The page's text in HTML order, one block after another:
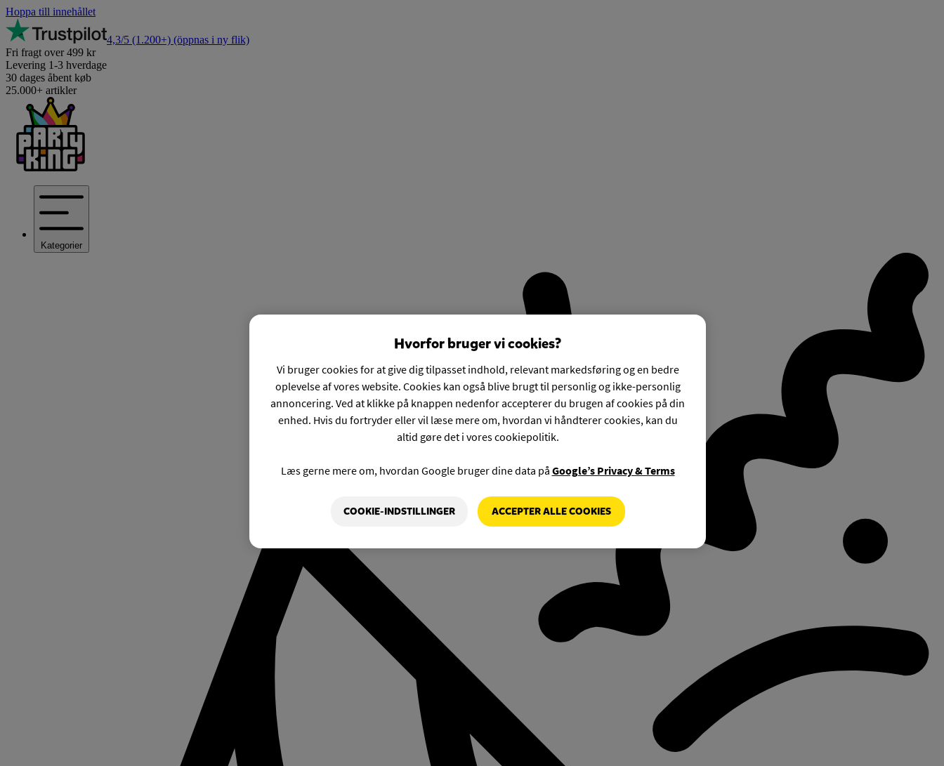
Hoppa till innehållet
4,3/5 (1.200+) (öppnas i ny flik)
Fri fragt over 499 kr
Levering 1-3 hverdage
30 dages åbent køb
25.000+ artikler
Kategorier
Hvorfor bruger vi cookies?
Vi bruger cookies for at give dig tilpasset indhold, relevant markedsføring og en bedre
oplevelse af vores website. Cookies kan også blive brugt til personlig og ikke-personlig
annoncering. Ved at klikke på knappen nedenfor accepterer du brugen af cookies på din
enhed. Hvis du fortryder eller vil læse mere om, hvordan vi håndterer cookies, kan du
altid gøre det i vores cookiepolitik.
Læs gerne mere om, hvordan Google bruger dine data på Google’s Privacy & Terms
COOKIE-INDSTILLINGER ACCEPTER ALLE COOKIES